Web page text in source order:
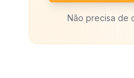
Não precisa de